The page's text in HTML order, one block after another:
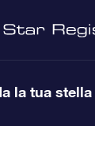
la tua stella